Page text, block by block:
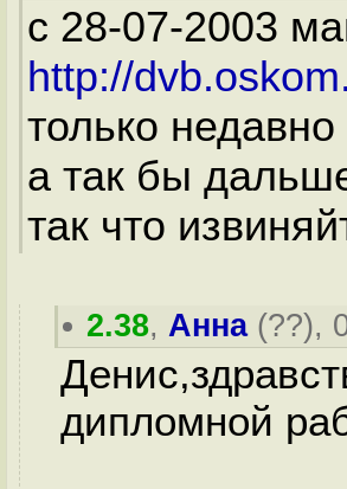
c 28-07-2003
http://
только
а так бы
так что
2.38, Анна(??),
дипломной